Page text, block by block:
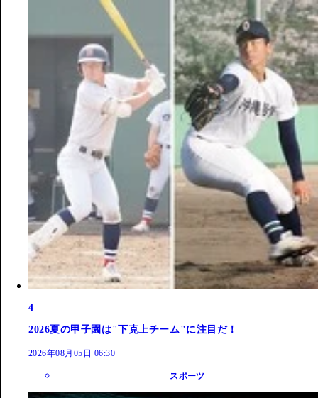
4
2026夏の甲子園は"下克上チーム"に注目だ！
2026年08月05日 06:30
スポーツ